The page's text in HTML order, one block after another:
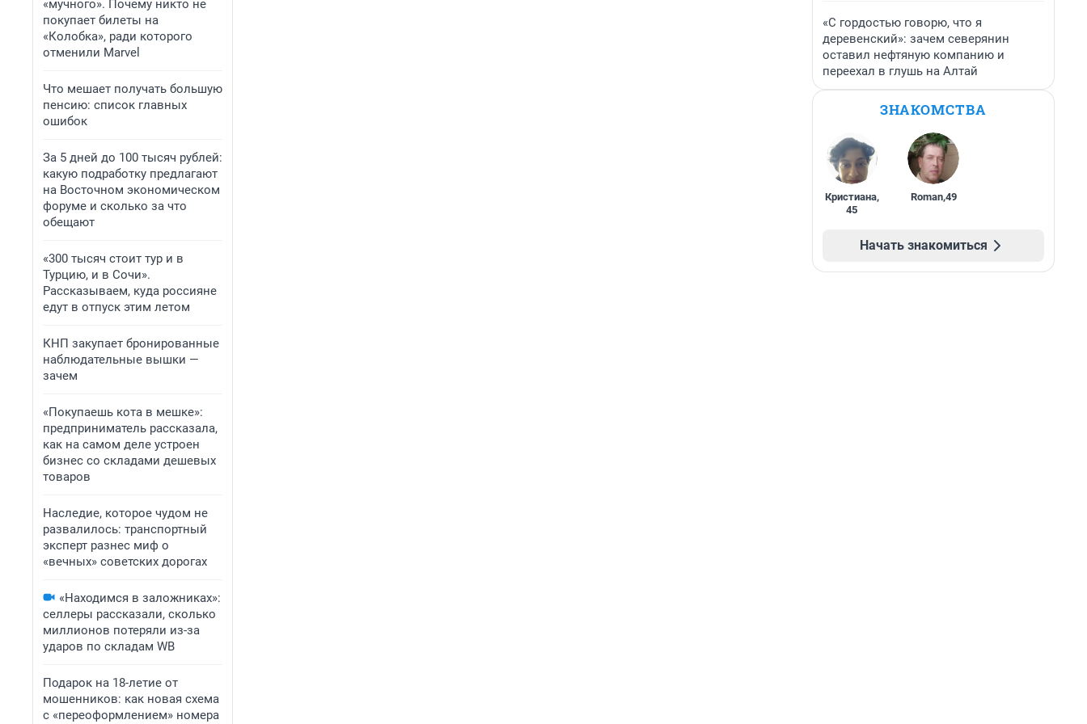
«мучного». Почему никто не
покупает билеты на
«Колобка», ради которого
отменили Marvel
Что мешает получать большую
пенсию: список главных
ошибок
За 5 дней до 100 тысяч рублей:
какую подработку предлагают
на Восточном экономическом
форуме и сколько за что
обещают
«300 тысяч стоит тур и в
Турцию, и в Сочи».
Рассказываем, куда россияне
едут в отпуск этим летом
КНП закупает бронированные
наблюдательные вышки —
зачем
«Покупаешь кота в мешке»:
предприниматель рассказала,
как на самом деле устроен
бизнес со складами дешевых
товаров
Наследие, которое чудом не
развалилось: транспортный
эксперт разнес миф о
«вечных» советских дорогах
«Находимся в заложниках»:
селлеры рассказали, сколько
миллионов потеряли из-за
ударов по складам WB
Подарок на 18-летие от
мошенников: как новая схема
с «переоформлением» номера
«С гордостью говорю, что я
деревенский»: зачем северянин
оставил нефтяную компанию и
переехал в глушь на Алтай
ЗНАКОМСТВА
Кристиана,
45
Roman,49
Начать знакомиться